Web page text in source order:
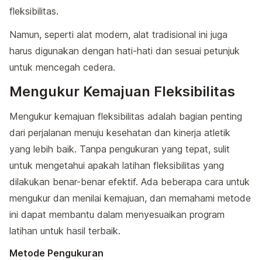
fleksibilitas.
Namun, seperti alat modern, alat tradisional ini juga
harus digunakan dengan hati-hati dan sesuai petunjuk
untuk mencegah cedera.
Mengukur Kemajuan Fleksibilitas
Mengukur kemajuan fleksibilitas adalah bagian penting
dari perjalanan menuju kesehatan dan kinerja atletik
yang lebih baik. Tanpa pengukuran yang tepat, sulit
untuk mengetahui apakah latihan fleksibilitas yang
dilakukan benar-benar efektif. Ada beberapa cara untuk
mengukur dan menilai kemajuan, dan memahami metode
ini dapat membantu dalam menyesuaikan program
latihan untuk hasil terbaik.
Metode Pengukuran